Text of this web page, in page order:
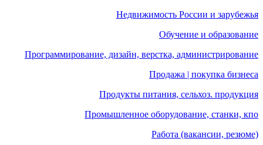
Недвижимость России и зарубежья
Обучение и образование
Программирование, дизайн, верстка, администрирование
Продажа | покупка бизнеса
Продукты питания, сельхоз. продукция
Промышленное оборудование, станки, кпо
Работа (вакансии, резюме)